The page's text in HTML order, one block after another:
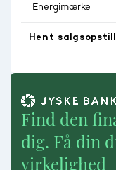
Energimærke
Hent
Find den
dig. Få din
virkelighed